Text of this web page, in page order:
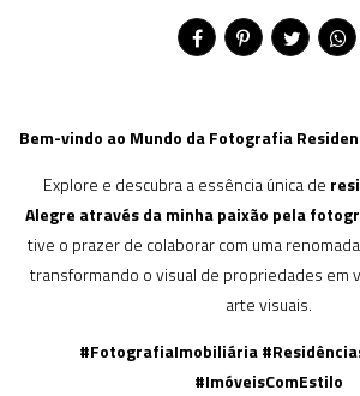
Bem-vindo ao Mundo da Fotografia
Explore e descubra a essência única de
Alegre através da minha paixão pela
tive o prazer de colaborar com uma
transformando o visual de propriedades em
arte visuais.
#FotografiaImobiliária
#ImóveisComEstilo